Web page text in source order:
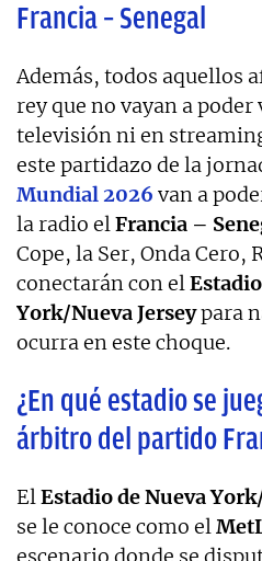
Francia – Senegal
Además, todos aquellos
rey que no vayan a
televisión ni en
este partidazo de la
Mundial 2026 van a
la radio elFrancia –
Cope, la Ser, Onda Cero,
conectarán con el
York/Nueva Jerseypara
ocurra en este choque.
¿En qué estadio se
árbitro del partido
ElEstadio de Nueva
se le conoce como el